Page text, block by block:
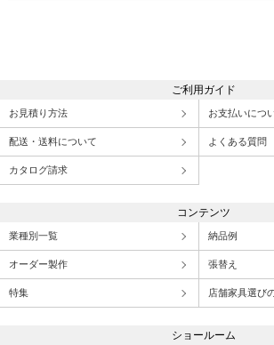
ご利用ガイド
お見積り方法 お支払いにつ
配送・送料について よくある質問
カタログ請求
コンテンツ
業種別一覧 納品例
オーダー製作 張替え
特集 店舗家具選び
ショールーム